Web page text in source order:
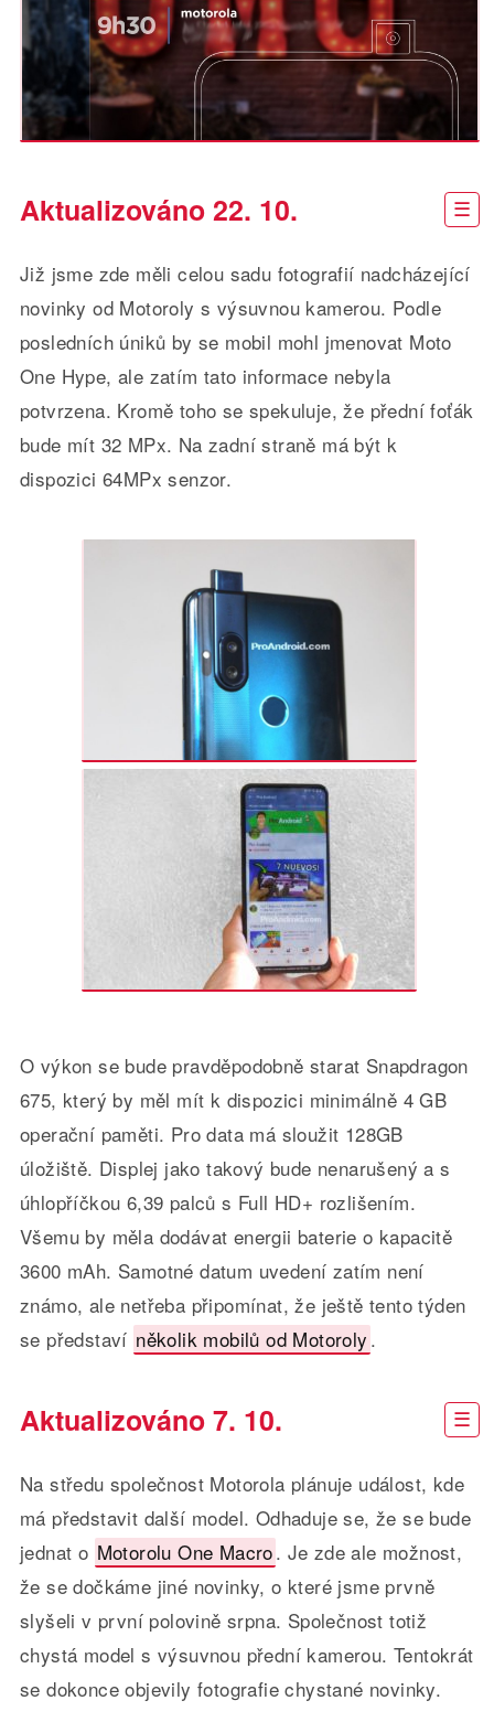
Aktualizováno 22. 10.
Již jsme zde měli celou sadu fotografií nadcházející
novinky od Motoroly s výsuvnou kamerou. Podle
posledních úniků by se mobil mohl jmenovat Moto
One Hype, ale zatím tato informace nebyla
potvrzena. Kromě toho se spekuluje, že přední foťák
bude mít 32 MPx. Na zadní straně má být k
dispozici 64MPx senzor.
O výkon se bude pravděpodobně starat Snapdragon
675, který by měl mít k dispozici minimálně 4 GB
operační paměti. Pro data má sloužit 128GB
úložiště. Displej jako takový bude nenarušený a s
úhlopříčkou 6,39 palců s Full HD+ rozlišením.
Všemu by měla dodávat energii baterie o kapacitě
3600 mAh. Samotné datum uvedení zatím není
známo, ale netřeba připomínat, že ještě tento týden
se představí několik mobilů od Motoroly .
Aktualizováno 7. 10.
Na středu společnost Motorola plánuje událost, kde
má představit další model. Odhaduje se, že se bude
jednat o Motorolu One Macro. Je zde ale možnost,
že se dočkáme jiné novinky, o které jsme prvně
slyšeli v první polovině srpna. Společnost totiž
chystá model s výsuvnou přední kamerou. Tentokrát
se dokonce objevily fotografie chystané novinky.